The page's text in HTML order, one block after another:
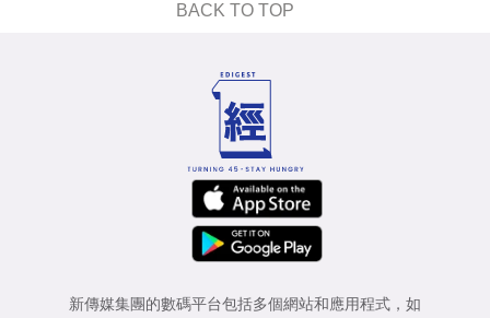
BACK TO TOP
新傳媒集團的數碼平台包括多個網站和應用程式，如